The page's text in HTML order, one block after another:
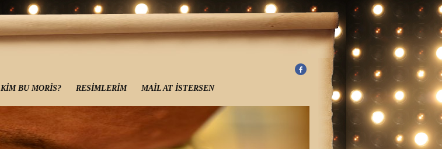
KİM BU MORİS? RESİMLERİM MAİL AT İSTERSEN